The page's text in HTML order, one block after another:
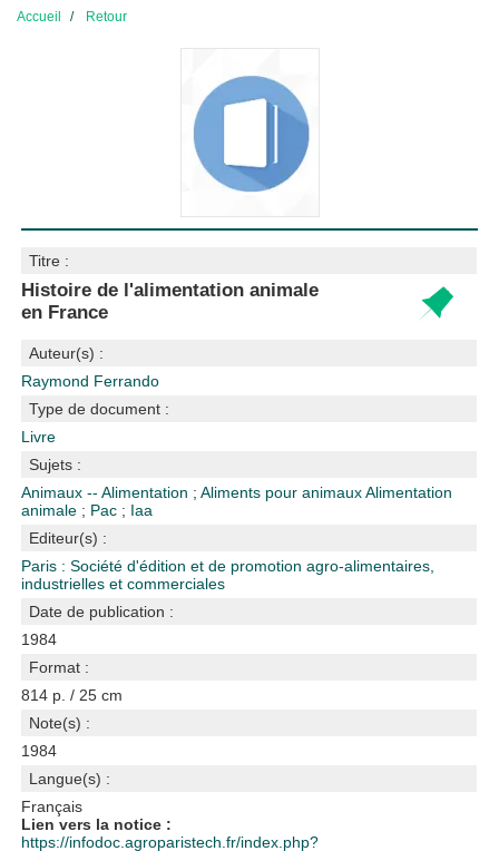
Accueil Retour
Titre :
Histoire de l'alimentation animale
en France
Auteur(s) :
Raymond Ferrando
Type de document :
Livre
Sujets :
Animaux -- Alimentation ;Aliments pour animauxAlimentation
animale ; Pac ; Iaa
Editeur(s) :
Paris : Société d'édition et de promotion agro-alimentaires,
industrielles et commerciales
Date de publication :
1984
Format :
814 p. / 25 cm
Note(s) :
1984
Langue(s) :
Français
Lien vers la notice :
https://infodoc.agroparistech.fr/index.php?